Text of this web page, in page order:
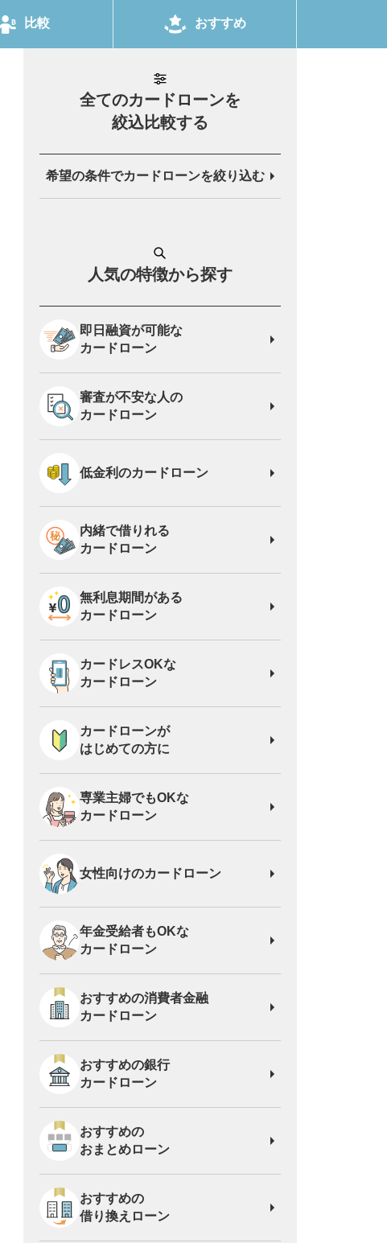
比較 おすすめ
全てのカードローンを
絞込比較する
希望の条件でカードローンを絞り込む
人気の特徴から探す
即日融資が可能な
カードローン
審査が不安な人の
カードローン
低金利のカードローン
内緒で借りれる
カードローン
無利息期間がある
カードローン
カードレスOKな
カードローン
カードローンが
はじめての方に
専業主婦でもOKな
カードローン
女性向けのカードローン
年金受給者もOKな
カードローン
おすすめの消費者金融
カードローン
おすすめの銀行
カードローン
おすすめの
おまとめローン
おすすめの
借り換えローン